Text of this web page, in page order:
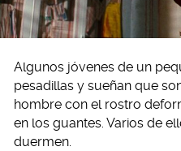
Algunos jóvenes de un
pesadillas y sueñan que
hombre con el rostro
en los guantes. Varios de
duermen.